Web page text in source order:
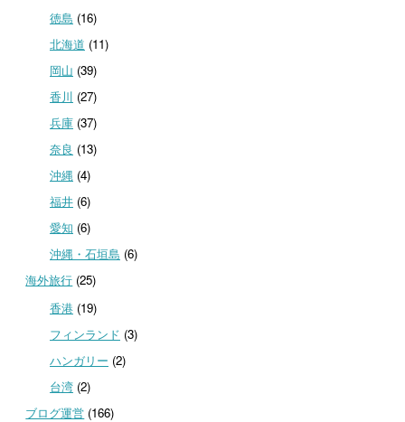
徳島 (16)
北海道 (11)
岡山 (39)
香川 (27)
兵庫(37)
奈良 (13)
沖縄(4)
福井(6)
愛知 (6)
沖縄・石垣島 (6)
海外旅行 (25)
香港(19)
フィンランド (3)
ハンガリー (2)
台湾(2)
ブログ運営 (166)